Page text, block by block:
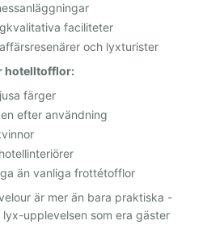
faciliteter
och lyxturister
hotelltofflor:
färger
efter användning
än vanliga frottétofflor
är mer än bara praktiska -
upplevelsen som era gäster